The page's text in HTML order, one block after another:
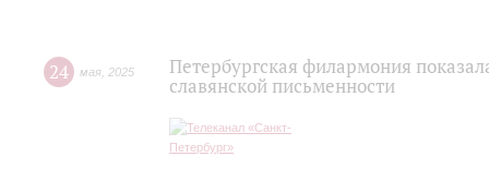
24 мая 2025
Петербургская филармония
славянской письменности